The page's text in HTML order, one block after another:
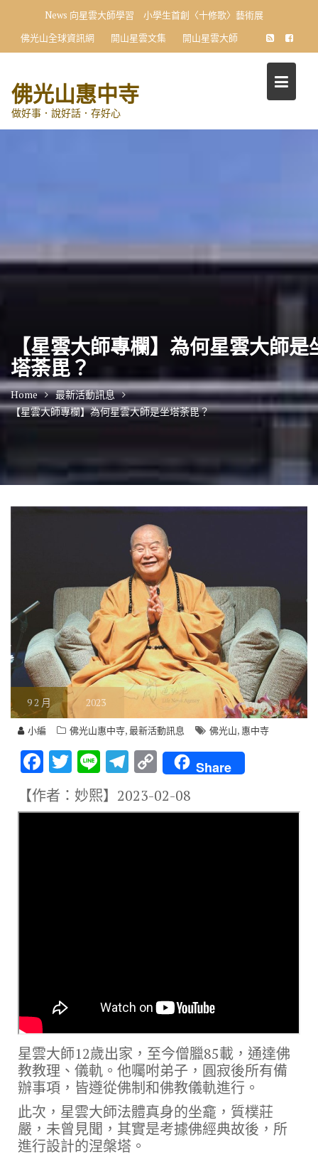
content
News 向星雲大師學習 小學生首創〈十修歌〉藝術展
佛光山全球資訊網
開山星雲文集 開山星雲大師
佛光山惠中寺
做好事．說好話．存好心
【星雲大師專欄】為何星雲大師是
塔荼毘？
Home
最新活動訊息
【星雲大師專欄】為何星雲大師是坐塔荼毘？
92 月 2023
小編 佛光山惠中寺,最新活動訊息 佛光山, 惠中寺
F
ac
e
T
w
it
Li
n
e
T
el
e
C
o
p
Share
【作者：妙熙】 2023-02-08
星雲大師12歲出家，至今僧臘85載，通達佛
教教理、儀軌。他囑咐弟子，圓寂後所有備
辦事項，皆遵從佛制和佛教儀軌進行。
此次，星雲大師法體真身的坐龕，質樸莊
嚴，未曾見聞，其實是考據佛經典故後，所
進行設計的涅槃塔。